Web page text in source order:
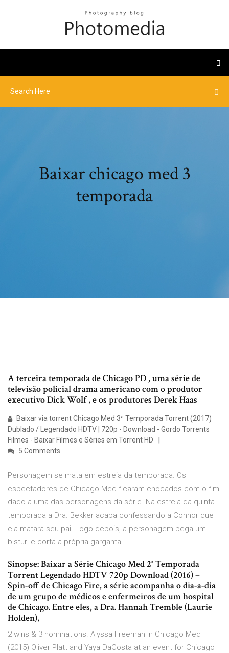
Baixar chicago med 3
temporada
A terceira temporada de Chicago PD , uma série de
televisão policial drama americano com o produtor
executivo Dick Wolf , e os produtores Derek Haas
Baixar via torrent Chicago Med 3ª Temporada Torrent (2017)
Dublado / Legendado HDTV | 720p - Download - Gordo Torrents
Filmes - Baixar Filmes e Séries em Torrent HD
5 Comments
Personagem se mata em estreia da temporada. Os
espectadores de Chicago Med ficaram chocados com o fim
dado a uma das personagens da série. Na estreia da quinta
temporada a Dra. Bekker acaba confessando a Connor que
ela matara seu pai. Logo depois, a personagem pega um
bisturi e corta a própria garganta.
Sinopse: Baixar a Série Chicago Med 2° Temporada
Torrent Legendado HDTV 720p Download (2016) –
Spin-off de Chicago Fire, a série acompanha o dia-a-dia
de um grupo de médicos e enfermeiros de um hospital
de Chicago. Entre eles, a Dra. Hannah Tremble (Laurie
Holden),
2 wins & 3 nominations. Alyssa Freeman in Chicago Med
(2015) Oliver Platt and Yaya DaCosta at an event for Chicago